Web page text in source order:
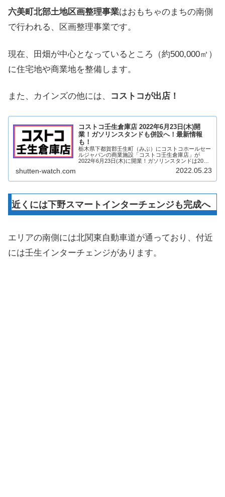
六美町北部土地区画整理事業はおもちゃのまちの南側
で行われる、区画整理事業です。
現在、田畑が中心となっているところ（約500,000㎡）
に住宅地や商業地を整備します。
また、カインズの他には、 コストコが出店！
コストコ壬生倉庫店 2022年6月23日(木)開
業！ガソリンスタンドも併設へ！最新情報
も！
栃木県下都賀郡壬生町（みぶ）にコストコホールセー
ルジャパンの商業施設「コストコ壬生倉庫店」が
2022年6月23日(木)に開業！ガソリンスタンドは2022
年5月29日(日)開業！コストコが栃木県に初進出！そ
んな、コストコ壬生倉庫店についてどの...
shutten-watch.com 2022.05.23
近くには下野スマートインターチェンジも完成へ
エリアの南側には北関東自動車道が通っており、付近
には壬生インターチェンジがあります。